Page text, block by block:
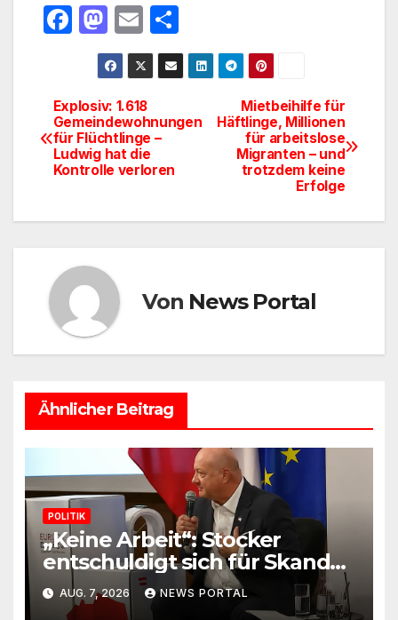
F
e
b
o
k
M
a
st
o
d
o
E
m
ail
ei
le
BeitragsnavigationMietbeihilfe für
Häftlinge, Millionen
für arbeitslose
Migranten – und
trotzdem keine
Erfolge
Explosiv: 1.618
Gemeindewohnungen
für Flüchtlinge –
Ludwig hat die
Kontrolle verloren
Von News Portal
Ähnlicher Beitrag
POLITIK
„Keine Arbeit“: Stocker
entschuldigt sich für Skandal-
Aussage zu Kindererziehung
AUG. 7, 2026 NEWS PORTAL